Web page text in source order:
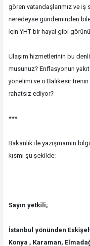
gören vatandaşlarımız ve iş
neredeyse gündeminden
için YHT bir hayal gibi
Ulaşım hizmetlerinin bu
musunuz? Enflasyonun
yönelimi ve o Balıkesir
rahatsız ediyor?
***
Bakanlık ile yazışmamın
kısmı şu şekilde:
Sayın yetkili;
İstanbul yönünden
Konya , Karaman,